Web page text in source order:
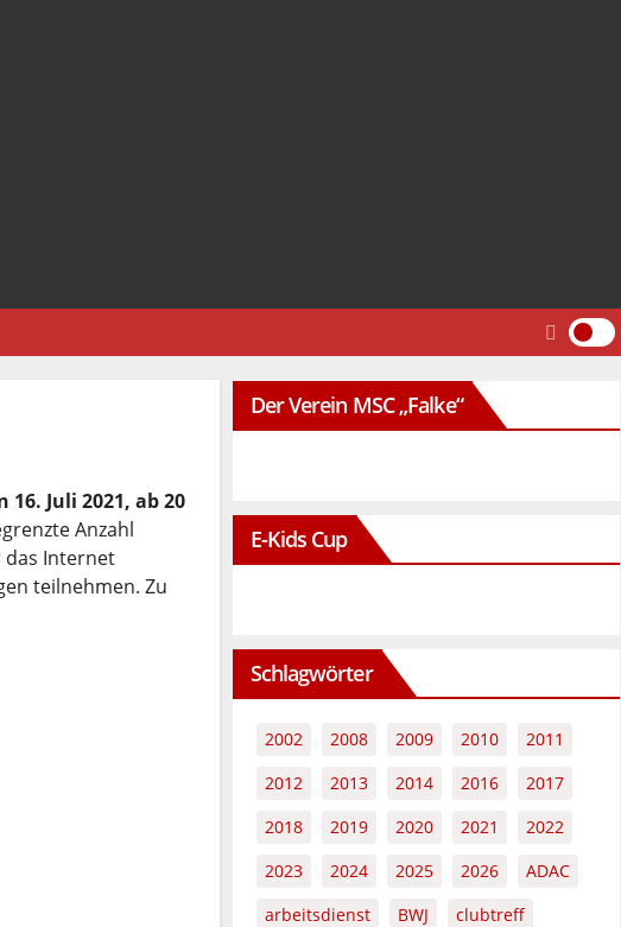
16. Juli 2021, ab 20
Anzahl
das Internet
teilnehmen. Zu
Der Verein MSC „Falke“
E-Kids Cup
Schlagwörter
2002 2008 2009 2010
2011
2012
2013 2014 2016
2017
2018
2019 2020 2021
2022
2023
2024 2025 2026
ADAC
arbeitsdienst
BWJ
clubtreff